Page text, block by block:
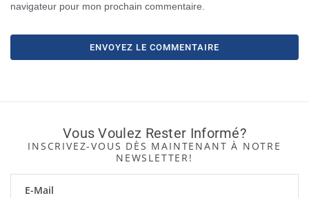
navigateur pour mon prochain commentaire.
Vous Voulez Rester Informé?
INSCRIVEZ-VOUS DÈS MAINTENANT À NOTRE
NEWSLETTER!